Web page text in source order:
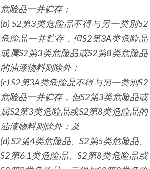
危险品一并贮存；
(b) S2第3类危险品不得与另一类別S2
危险品一并贮存，但S2第3A类危险品
或属S2第3类危险品或S2第8类危险品
的油漆物料则除外；
(c) S2第3A类危险品不得与另一类別S2
危险品一并贮存，但S2第3类危险品或
属S2第3类危险品或S2第8类危险品的
油漆物料则除外；及
(d) S2第4类危险品、S2第5类危险品、
S2第6.1类危险品、S2第8类危险品或